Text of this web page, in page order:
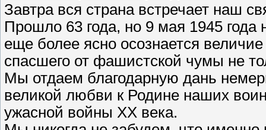
Завтра вся страна встречает наш
Прошло 63 года, но 9 мая 1945
еще более ясно осознается величие
спасшего от фашистской чумы не
Мы отдаем благодарную дань
великой любви к Родине наших
ужасной войны XX века.